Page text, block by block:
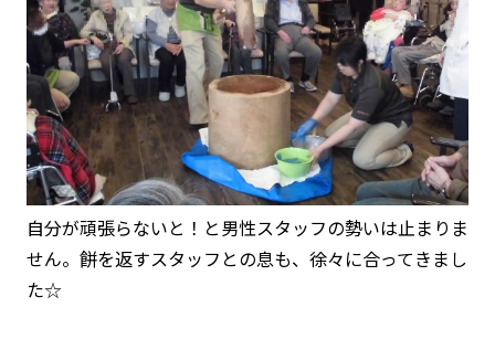
自分が頑張らないと！と男性スタッフの勢いは止まりま
せん。餅を返すスタッフとの息も、徐々に合ってきまし
た☆